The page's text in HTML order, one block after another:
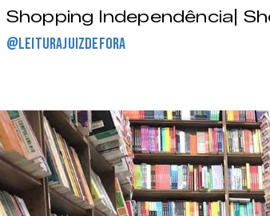
Shopping Independência|
@leiturajuizdefora